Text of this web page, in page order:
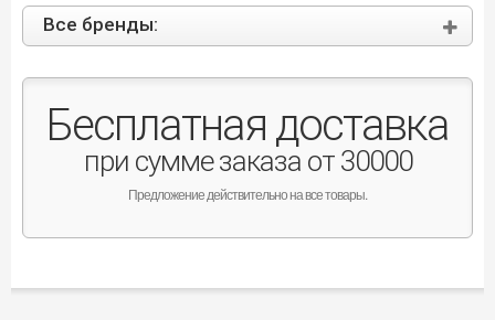
Все бренды:
Бесплатная доставка
при сумме заказа от 30000
Предложение действительно на все товары.